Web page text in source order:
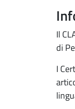
Il
di
I